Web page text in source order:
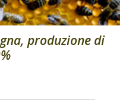
produzione di